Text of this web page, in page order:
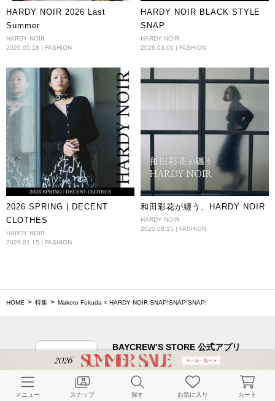
HARDY NOIR 2026 Last
Summer
HARDY NOIR
2026.05.18 | FASHION
HARDY NOIR BLACK STYLE
SNAP
HARDY NOIR
2026.03.05 | FASHION
2026 SPRING | DECENT
CLOTHES
HARDY NOIR
2026.01.15 | FASHION
和田彩花が纏う、HARDY NOIR
HARDY NOIR
2025.08.15 | FASHION
HOME 特集 Makoto Fukuda × HARDY NOIR SNAP!SNAP!SNAP!
BAYCREW’S STORE 公式アプリ
パスワードレスでかんたんログイン
メニュー スナップ 探す お気に入り カート